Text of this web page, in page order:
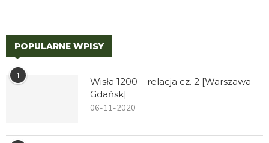
POPULARNE WPISY
1
Wisła 1200 – relacja cz. 2 [Warszawa –
Gdańsk]
06-11-2020